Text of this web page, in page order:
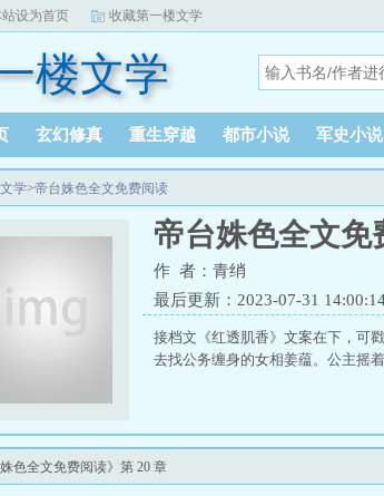
设为首页 收藏第一楼文学
楼文学
玄幻修真 重生穿越 都市小说 军史小说
学>帝台姝色全文免费阅读
帝台姝色全文免
作 者：青绡
最后更新：2023-07-31
接档文《红透肌香》文案在下，可
去找公务缠身的女相姜蕴。公主摇
姝色全文免费阅读》第 20 章